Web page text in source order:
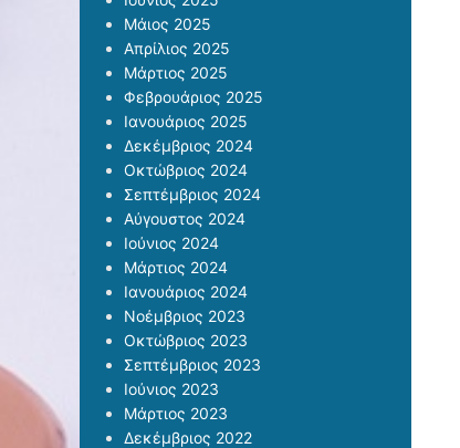
Μάιος 2025
Απρίλιος 2025
Μάρτιος 2025
Φεβρουάριος 2025
Ιανουάριος 2025
Δεκέμβριος 2024
Οκτώβριος 2024
Σεπτέμβριος 2024
Αύγουστος 2024
Ιούνιος 2024
Μάρτιος 2024
Ιανουάριος 2024
Νοέμβριος 2023
Οκτώβριος 2023
Σεπτέμβριος 2023
Ιούνιος 2023
Μάρτιος 2023
Δεκέμβριος 2022